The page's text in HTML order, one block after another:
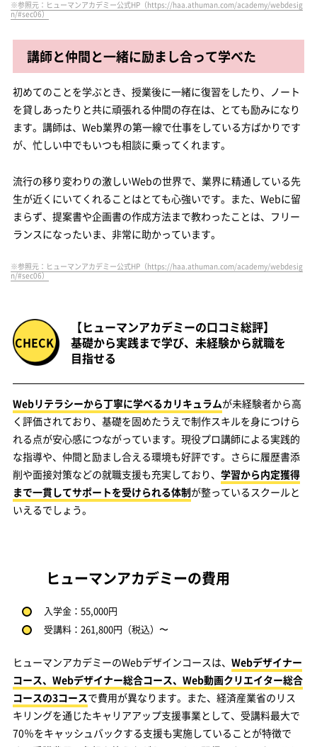
※参照元：ヒューマンアカデミー公式HP（https://haa.athuman.com/academy/webdesig
n/#sec06）
講師と仲間と一緒に励まし合って学べた
初めてのことを学ぶとき、授業後に一緒に復習をしたり、ノート
を貸しあったりと共に頑張れる仲間の存在は、とても励みになり
ます。講師は、Web業界の第一線で仕事をしている方ばかりです
が、忙しい中でもいつも相談に乗ってくれます。
流行の移り変わりの激しいWebの世界で、業界に精通している先
生が近くにいてくれることはとても心強いです。また、Webに留
まらず、提案書や企画書の作成方法まで教わったことは、フリー
ランスになったいま、非常に助かっています。
※参照元：ヒューマンアカデミー公式HP（https://haa.athuman.com/academy/webdesig
n/#sec06）
【ヒューマンアカデミーの口コミ総評】
基礎から実践まで学び、未経験から就職を
目指せる
Webリテラシーから丁寧に学べるカリキュラムが未経験者から高
く評価されており、基礎を固めたうえで制作スキルを身につけら
れる点が安心感につながっています。現役プロ講師による実践的
な指導や、仲間と励まし合える環境も好評です。さらに履歴書添
削や面接対策などの就職支援も充実しており、 学習から内定獲得
まで一貫してサポートを受けられる体制が整っているスクールと
いえるでしょう。
ヒューマンアカデミーの費用
入学金：55,000円
受講料：261,800円（税込）〜
ヒューマンアカデミーのWebデザインコースは、 Webデザイナー
コース、Webデザイナー総合コース、Web動画クリエイター総合
コースの3コースで費用が異なります。また、経済産業省のリス
キリングを通じたキャリアアップ支援事業として、受講料最大で
70％をキャッシュバックする支援も実施していることが特徴で